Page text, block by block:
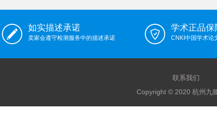
如实描述承诺
卖家会遵守检测服务中的描述承诺
学术正品保
CNKI中国学术论
联系我们
Copyright © 2020 杭州九